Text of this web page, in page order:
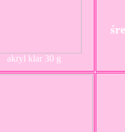
akryl klar 30 g